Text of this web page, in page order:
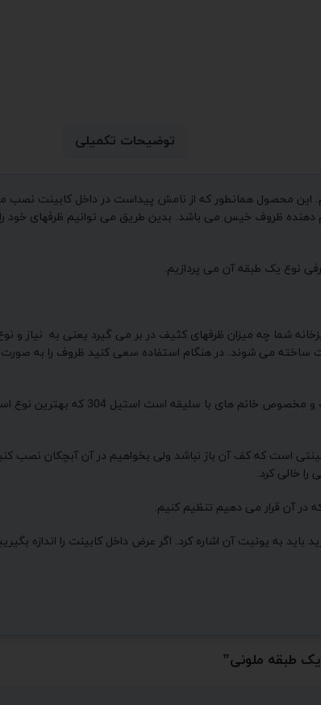
توضیحات تکمیلی
این محصول همانطور که از نامش پیداست در داخل کابینت
دهنده ظروف خیس می باشد. بدین طریق می توانیم ظرفهای
نوع یک طبقه آن می پردازیم.
شما چه میزان ظرفهای کثیف در بر می گیرد یعنی به نیاز
محصول در آن نصب کنید را اندازه بگیریید. آبچکان ها معمولا در ابعاد 100،90،80 سانت ساخته می شوند. در
سعی کنید مدلی را انتخاب کنید که جنس مناسبی
که کف آن باز نباشد ولی بخواهیم در آن آبچکان نصب کنیم.
خالی کرد.
در آن قرار می دهیم تنظیم کنیم.
یک طبقه ملونی”